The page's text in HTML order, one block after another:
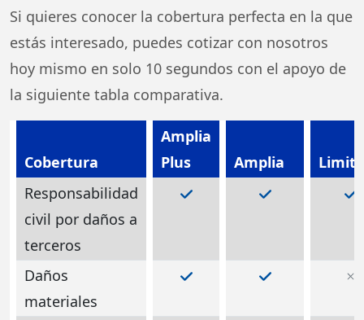
Si quieres conocer la cobertura perfecta en la que
estás interesado, puedes cotizar con nosotros
hoy mismo en solo 10 segundos con el apoyo de
la siguiente tabla comparativa.
Cobertura
Amplia
Plus
Amplia
Responsabilidad
civil por daños a
terceros
Daños
materiales